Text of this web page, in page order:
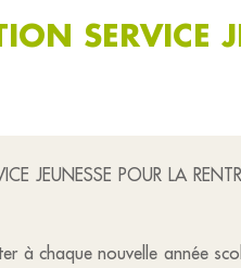
JEUNESSE POUR LA
à chaque nouvelle année